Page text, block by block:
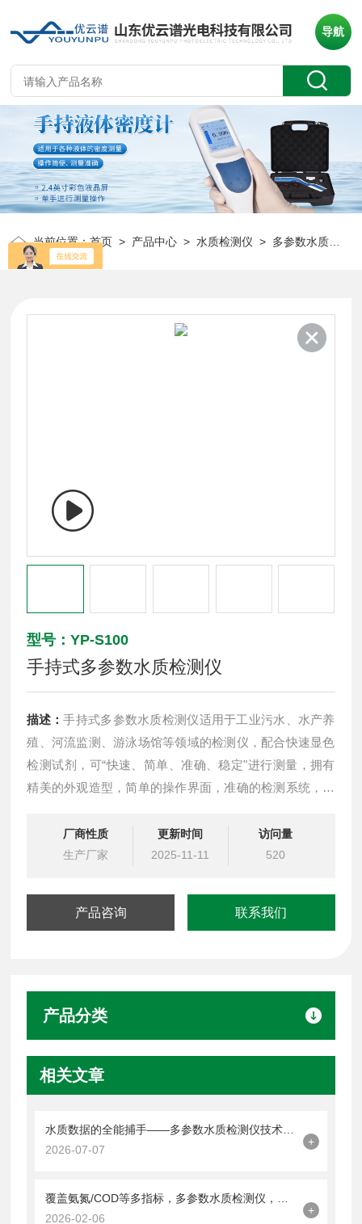
导航
当前位置：首页 > 产品中心 >水质检测仪 > 多参数水质检测仪
型号：YP-S100
手持式多参数水质检测仪
描述：手持式多参数水质检测仪适用于工业污水、水产养
殖、河流监测、游泳场馆等领域的检测仪，配合快速显色
检测试剂，可“快速、简单、准确、稳定"进行测量，拥有
精美的外观造型，简单的操作界面，准确的检测系统，帮
厂商性质
生产厂家
更新时间
2025-11-11
访问量
520
产品咨询 联系我们
产品分类
相关文章
水质数据的全能捕手——多参数水质检测仪技术与应用解析
2026-07-07
+
覆盖氨氮/COD等多指标，多参数水质检测仪，守护水质安全防线
2026-02-06
+